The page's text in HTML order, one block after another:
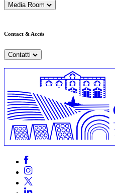
Media Room
Contact & Accès
Contatti